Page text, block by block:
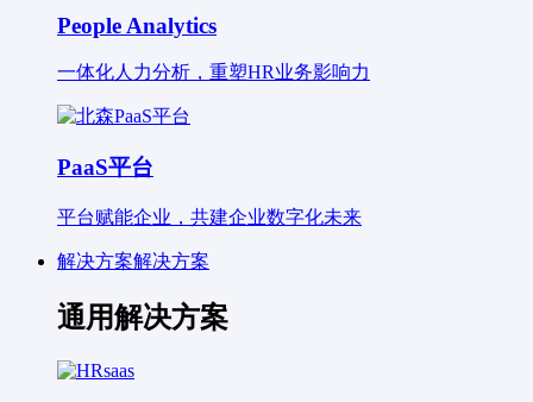
People Analytics
一体化人力分析，重塑HR业务影响力
PaaS平台
平台赋能企业，共建企业数字化未来
解决方案解决方案
通用解决方案